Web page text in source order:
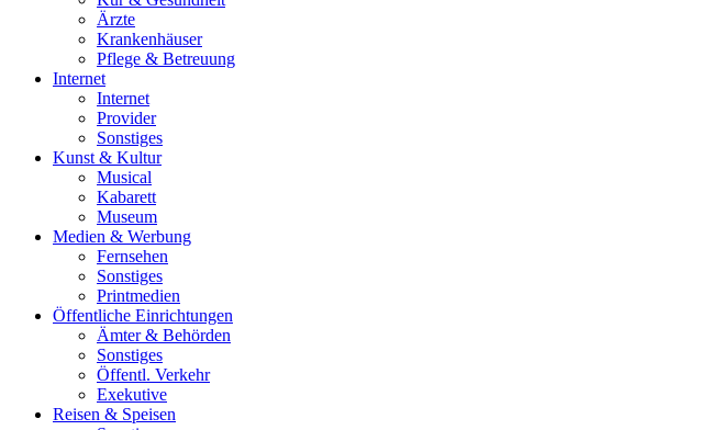
Ärzte
Krankenhäuser
Pflege & Betreuung
Internet
Internet
Provider
Sonstiges
Kunst & Kultur
Musical
Kabarett
Museum
Medien & Werbung
Fernsehen
Sonstiges
Printmedien
Öffentliche Einrichtungen
Ämter & Behörden
Sonstiges
Öffentl. Verkehr
Exekutive
Reisen & Speisen